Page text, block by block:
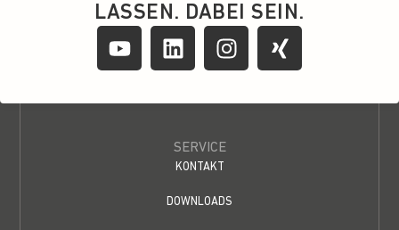
LASSEN. DABEI SEIN.
SERVICE
KONTAKT
DOWNLOADS